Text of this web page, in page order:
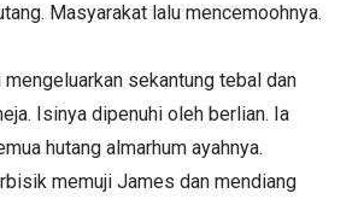
Masyarakat lalu mencemoohnya.
sekantung tebal dan
Isinya dipenuhi oleh berlian. Ia
hutang almarhum ayahnya.
memuji James dan mendiang